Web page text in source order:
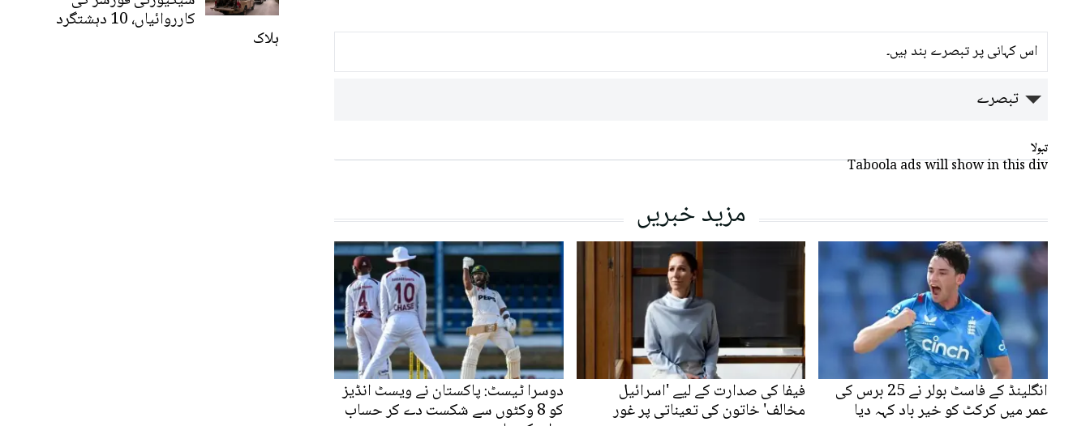
اس کہانی پر تبصرے بند ہیں۔
تبصرے
تبولا
Taboola ads will show in this div
مزید خبریں
انگلینڈ کے فاسٹ بولر نے 25 برس کی
عمر میں کرکٹ کو خیر باد کہہ دیا
فیفا کی صدارت کے لیے 'اسرائیل
مخالف' خاتون کی تعیناتی پر غور
دوسرا ٹیسٹ: پاکستان نے ویسٹ انڈیز
کو 8 وکٹوں سے شکست دے کر حساب
کارروائیاں، 10 دہشتگرد
ہلاک